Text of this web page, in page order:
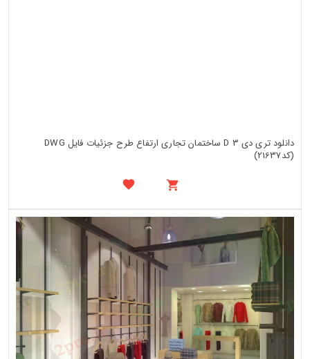
دانلود تری دی 3 D ساختمان تجاری ارتفاع طرح جزئیات فایل DWG
(کد21637)